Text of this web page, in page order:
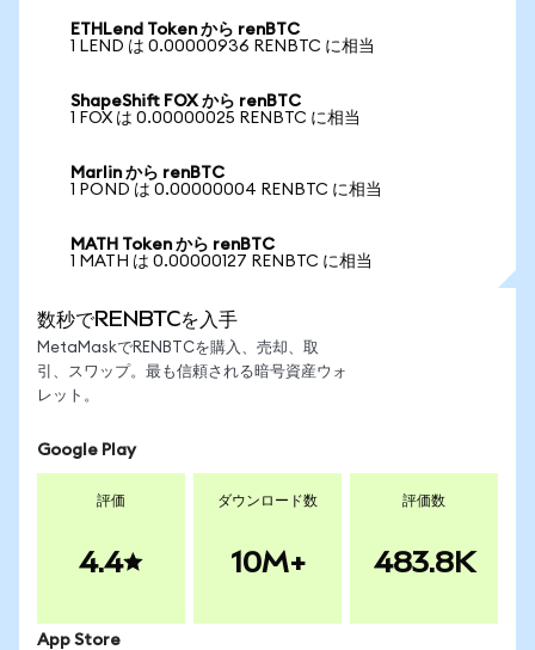
ETHLend Token から renBTC
1 LEND は 0.00000936 RENBTC に相当
ShapeShift FOX から renBTC
1 FOX は 0.00000025 RENBTC に相当
Marlin から renBTC
1 POND は 0.00000004 RENBTC に相当
MATH Token から renBTC
1 MATH は 0.00000127 RENBTC に相当
数秒でRENBTCを入手
MetaMaskでRENBTCを購入、売却、取
引、スワップ。最も信頼される暗号資産ウォ
レット。
Google Play
評価
4.4
ダウンロード数
10M+
評価数
483.8K
App Store